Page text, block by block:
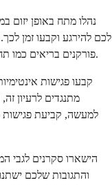
נהלו מתח באופן יזום
לכם להירגע וקבעו זמן
פורקנים בריאים כמו תחביבים, טבע, או קשר חברתי מגנים על רווחתכם.
קבעו פגישות
מתנגדים לרעיון
למעשה, קביעת
הישארו סקרנים לגבי
והתגובות שלכם